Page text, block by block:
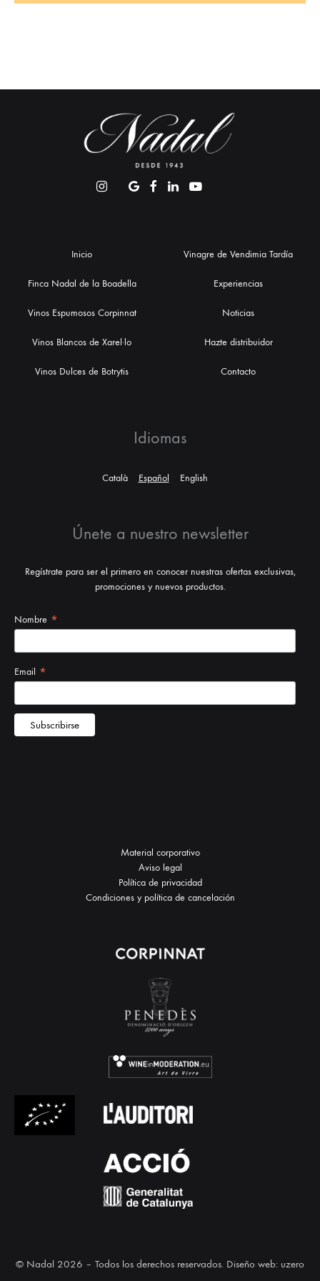
Inicio
Finca Nadal de la Boadella
Vinos Espumosos Corpinnat
Vinos Blancos de Xarel·lo
Vinos Dulces de Botrytis
Vinagre de Vendimia Tardía
Experiencias
Noticias
Hazte distribuidor
Contacto
Idiomas
Català Español English
Únete a nuestro newsletter
Regístrate para ser el primero en conocer nuestras ofertas exclusivas,
promociones y nuevos productos.
Material corporativo
Aviso legal
Política de privacidad
Condiciones y política de cancelación
© Nadal 2026 – Todos los derechos reservados. Diseño web: uzero